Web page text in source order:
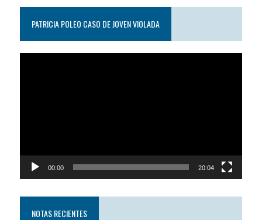
PATRICIA POLEO CASO DE JOVEN VIOLADA
00:00 20:04
NOTAS RECIENTES